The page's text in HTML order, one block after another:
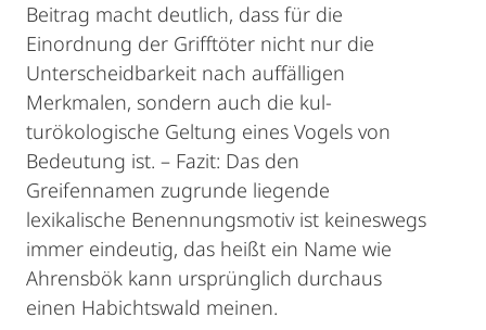
Beitrag macht deutlich, dass für die
Einordnung der Grifftöter nicht nur die
Unterscheidbarkeit nach auffälligen
Merkmalen, sondern auch die kul­
turökologische Geltung eines Vogels von
Bedeutung ist. – Fazit: Das den
Greifennamen zu­grunde liegende
lexikalische Benennungsmotiv ist keineswegs
immer eindeutig, das heißt ein Name wie
Ahrensbök kann ursprünglich durchaus
einen Habichtswald meinen.